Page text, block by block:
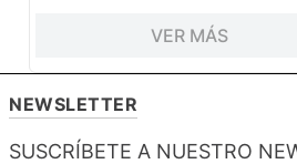
VER MÁS
NEWSLETTER
SUSCRÍBETE A NUESTRO